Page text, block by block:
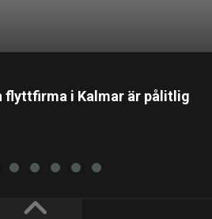
flyttfirma i Kalmar är pålitlig